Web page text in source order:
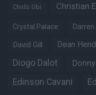
Chido Obi Christian
Crystal Palace
David Gill Dean
Diogo Dalot
Edinson Cavani